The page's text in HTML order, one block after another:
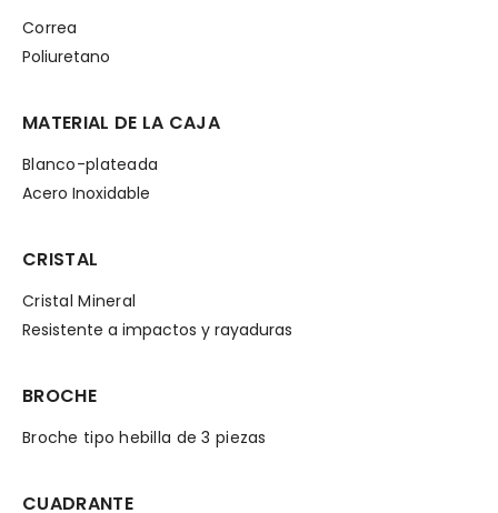
Correa
Poliuretano
MATERIAL DE LA CAJA
Blanco-plateada
Acero Inoxidable
CRISTAL
Cristal Mineral
Resistente a impactos y rayaduras
BROCHE
Broche tipo hebilla de 3 piezas
CUADRANTE